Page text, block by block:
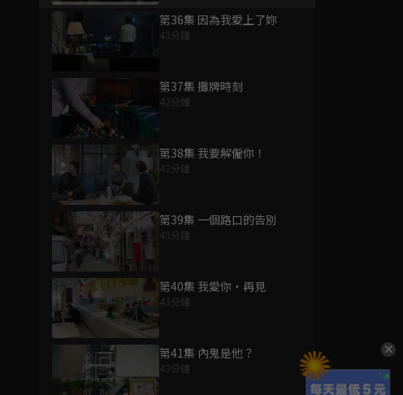
第36集 因為我愛上了妳
43分鐘
第37集 攤牌時刻
42分鐘
第38集 我要解僱你！
43分鐘
第39集 一個路口的告別
43分鐘
第40集 我愛你・再見
43分鐘
第41集 內鬼是他？
43分鐘